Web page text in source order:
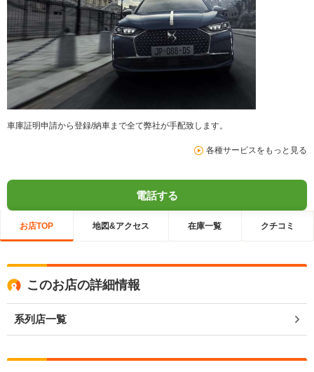
車庫証明申請から登録/納車まで全て弊社が手配致します。
各種サービスをもっと見る
電話する
お店TOP 地図&アクセス 在庫一覧 クチコミ
このお店の詳細情報
系列店一覧